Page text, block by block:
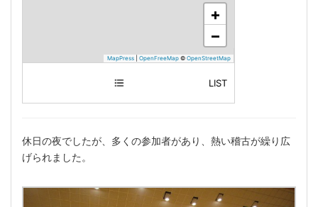
塩尻市立体育館
+
−
MapPress OpenFreeMap © OpenStreetMap
LIST
休日の夜でしたが、多くの参加者があり、熱い稽古が繰り広
げられました。